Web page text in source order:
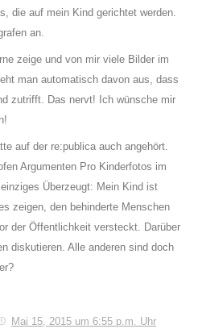
die auf mein Kind gerichtet werden.
an.
zeige und von mir viele Bilder im
man automatisch davon aus, dass
zutrifft. Das nervt! Ich wünsche mir
auf der re:publica auch angehört.
Argumenten Pro Kinderfotos im
Überzeugt: Mein Kind ist
zeigen, den behinderte Menschen
der Öffentlichkeit versteckt. Darüber
diskutieren. Alle anderen sind doch
Mai 15, 2015 um 6:55 p.m. Uhr